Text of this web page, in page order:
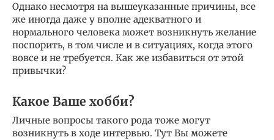
Однако несмотря на вышеуказанные причины, все
же иногда даже у вполне адекватного и
нормального человека может возникнуть желание
поспорить, в том числе и в ситуациях, когда этого
вовсе и не требуется. Как же избавиться от этой
привычки?
Какое Ваше хобби?
Личные вопросы такого рода тоже могут
возникнуть в ходе интервью. Тут Вы можете